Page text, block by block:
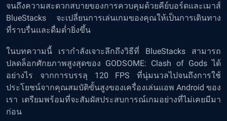
จนถึงความสะดวกสบายของการควบคุมด้วยคีย์บอร์ดและเมาส์
BlueStacks จะเปลี่ยนการเล่นเกมของคุณให้เป็นการเดินทาง
ที่ราบรื่นและดื่มด่ำยิ่งขึ้น
ในบทความนี้ เรากำลังเจาะลึกถึงวิธีที่ BlueStacks สามารถ
ปลดล็อกศักยภาพสูงสุดของ GODSOME: Clash of Gods ได้
อย่างไร จากการบรรลุ 120 FPS ที่นุ่มนวลไปจนถึงการใช้
ประโยชน์จากคุณสมบัติขั้นสูงของเครื่องเล่นแอพ Android ของ
เรา เตรียมพร้อมที่จะสัมผัสประสบการณ์เกมอย่างที่ไม่เคยมีมา
ก่อน